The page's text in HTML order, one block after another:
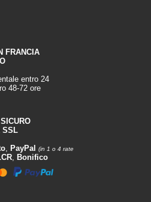
FRANCIA
entro 24
48-72 ore
SSL
, PayPal
(in 1 o 4 rate
, Bonifico